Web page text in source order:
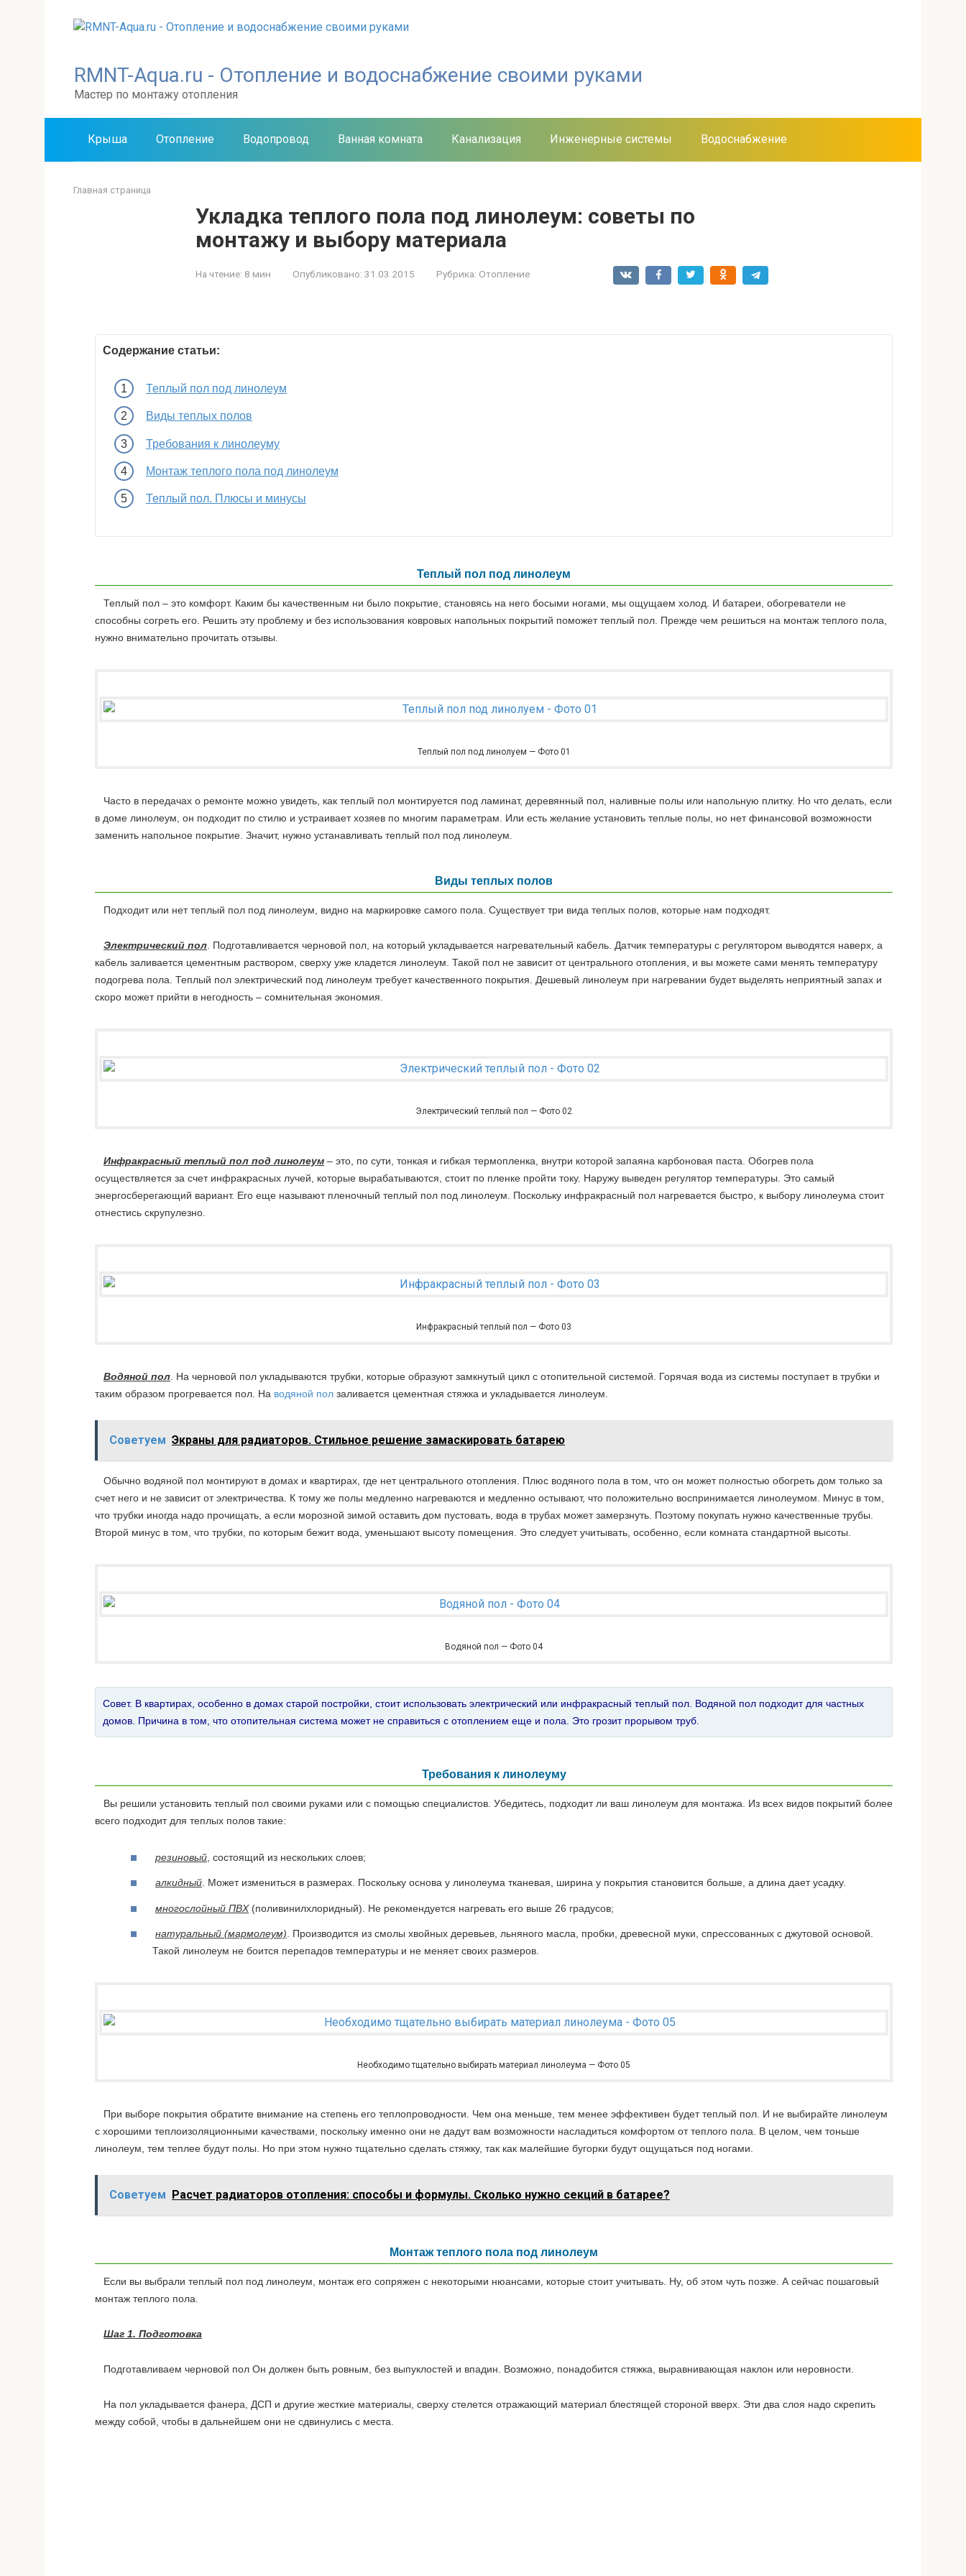
RMNT-Aqua.ru - Отопление и водоснабжение своими руками
Мастер по монтажу отопления
Крыша Отопление Водопровод Ванная комната Канализация Инженерные системы Водоснабжение
Главная страница
Укладка теплого пола под линолеум: советы по
монтажу и выбору материала
На чтение: 8 мин Опубликовано: 31.03.2015 Рубрика: Отопление
Содержание статьи:
Теплый пол под линолеум
Виды теплых полов
Требования к линолеуму
Монтаж теплого пола под линолеум
Теплый пол. Плюсы и минусы
Теплый пол под линолеум
Теплый пол – это комфорт. Каким бы качественным ни было покрытие, становясь на него босыми ногами, мы ощущаем холод. И батареи, обогреватели не
способны согреть его. Решить эту проблему и без использования ковровых напольных покрытий поможет теплый пол. Прежде чем решиться на монтаж теплого пола,
нужно внимательно прочитать отзывы.
Теплый пол под линолуем — Фото 01
Часто в передачах о ремонте можно увидеть, как теплый пол монтируется под ламинат, деревянный пол, наливные полы или напольную плитку. Но что делать, если
в доме линолеум, он подходит по стилю и устраивает хозяев по многим параметрам. Или есть желание установить теплые полы, но нет финансовой возможности
заменить напольное покрытие. Значит, нужно устанавливать теплый пол под линолеум.
Виды теплых полов
Подходит или нет теплый пол под линолеум, видно на маркировке самого пола. Существует три вида теплых полов, которые нам подходят.
Электрический пол. Подготавливается черновой пол, на который укладывается нагревательный кабель. Датчик температуры с регулятором выводятся наверх, а
кабель заливается цементным раствором, сверху уже кладется линолеум. Такой пол не зависит от центрального отопления, и вы можете сами менять температуру
подогрева пола. Теплый пол электрический под линолеум требует качественного покрытия. Дешевый линолеум при нагревании будет выделять неприятный запах и
скоро может прийти в негодность – сомнительная экономия.
Электрический теплый пол — Фото 02
Инфракрасный теплый пол под линолеум – это, по сути, тонкая и гибкая термопленка, внутри которой запаяна карбоновая паста. Обогрев пола
осуществляется за счет инфракрасных лучей, которые вырабатываются, стоит по пленке пройти току. Наружу выведен регулятор температуры. Это самый
энергосберегающий вариант. Его еще называют пленочный теплый пол под линолеум. Поскольку инфракрасный пол нагревается быстро, к выбору линолеума стоит
отнестись скрупулезно.
Инфракрасный теплый пол — Фото 03
Водяной пол . На черновой пол укладываются трубки, которые образуют замкнутый цикл с отопительной системой. Горячая вода из системы поступает в трубки и
таким образом прогревается пол. На водяной пол заливается цементная стяжка и укладывается линолеум.
Советуем Экраны для радиаторов. Стильное решение замаскировать батарею
Обычно водяной пол монтируют в домах и квартирах, где нет центрального отопления. Плюс водяного пола в том, что он может полностью обогреть дом только за
счет него и не зависит от электричества. К тому же полы медленно нагреваются и медленно остывают, что положительно воспринимается линолеумом. Минус в том,
что трубки иногда надо прочищать, а если морозной зимой оставить дом пустовать, вода в трубах может замерзнуть. Поэтому покупать нужно качественные трубы.
Второй минус в том, что трубки, по которым бежит вода, уменьшают высоту помещения. Это следует учитывать, особенно, если комната стандартной высоты.
Водяной пол — Фото 04
Совет. В квартирах, особенно в домах старой постройки, стоит использовать электрический или инфракрасный теплый пол. Водяной пол подходит для частных
домов. Причина в том, что отопительная система может не справиться с отоплением еще и пола. Это грозит прорывом труб.
Требования к линолеуму
Вы решили установить теплый пол своими руками или с помощью специалистов. Убедитесь, подходит ли ваш линолеум для монтажа. Из всех видов покрытий более
всего подходит для теплых полов такие:
резиновый, состоящий из нескольких слоев;
алкидный. Может измениться в размерах. Поскольку основа у линолеума тканевая, ширина у покрытия становится больше, а длина дает усадку.
многослойный ПВХ(поливинилхлоридный). Не рекомендуется нагревать его выше 26 градусов;
натуральный (мармолеум) . Производится из смолы хвойных деревьев, льняного масла, пробки, древесной муки, спрессованных с джутовой основой.
Такой линолеум не боится перепадов температуры и не меняет своих размеров.
Необходимо тщательно выбирать материал линолеума — Фото 05
При выборе покрытия обратите внимание на степень его теплопроводности. Чем она меньше, тем менее эффективен будет теплый пол. И не выбирайте линолеум
с хорошими теплоизоляционными качествами, поскольку именно они не дадут вам возможности насладиться комфортом от теплого пола. В целом, чем тоньше
линолеум, тем теплее будут полы. Но при этом нужно тщательно сделать стяжку, так как малейшие бугорки будут ощущаться под ногами.
Советуем Расчет радиаторов отопления: способы и формулы. Сколько нужно секций в батарее?
Монтаж теплого пола под линолеум
Если вы выбрали теплый пол под линолеум, монтаж его сопряжен с некоторыми нюансами, которые стоит учитывать. Ну, об этом чуть позже. А сейчас пошаговый
монтаж теплого пола.
Шаг 1. Подготовка
Подготавливаем черновой пол Он должен быть ровным, без выпуклостей и впадин. Возможно, понадобится стяжка, выравнивающая наклон или неровности.
На пол укладывается фанера, ДСП и другие жесткие материалы, сверху стелется отражающий материал блестящей стороной вверх. Эти два слоя надо скрепить
между собой, чтобы в дальнейшем они не сдвинулись с места.